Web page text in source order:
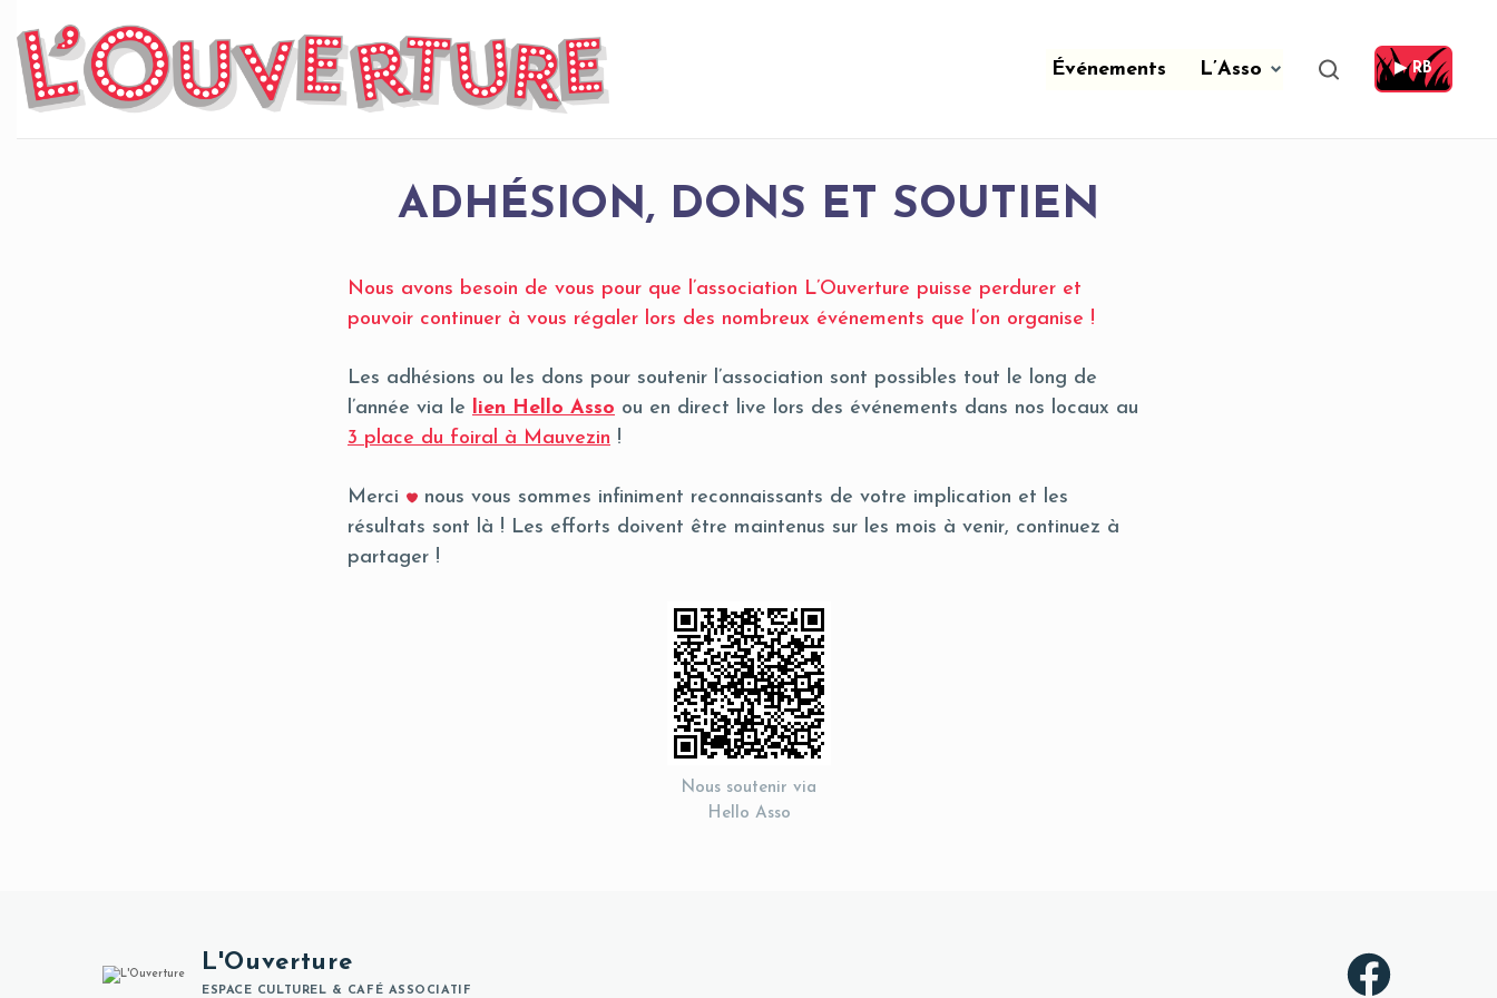
to
content
Événements L’Asso ▶ RB
ADHÉSION, DONS ET SOUTIEN
Nous avons besoin de vous pour que l’association L’Ouverture puisse perdurer et
pouvoir continuer à vous régaler lors des nombreux événements que l’on organise !
Les adhésions ou les dons pour soutenir l’association sont possibles tout le long de
l’année via le lien Hello Asso ou en direct live lors des événements dans nos locaux au
3 place du foiral à Mauvezin !
Merci
nous vous sommes infiniment reconnaissants de votre implication et les
résultats sont là ! Les efforts doivent être maintenus sur les mois à venir, continuez à
partager !
Nous soutenir via
Hello Asso
L'Ouverture
ESPACE CULTUREL & CAFÉ ASSOCIATIF